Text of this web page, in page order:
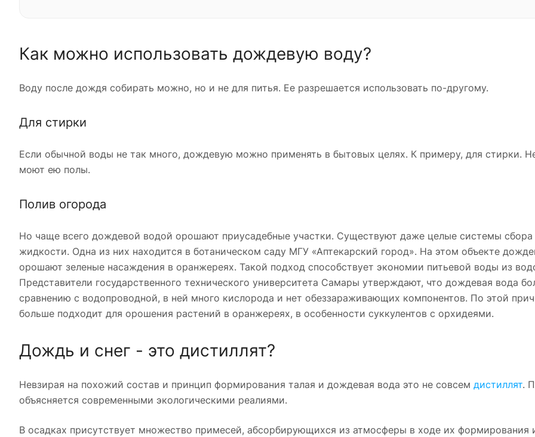
Как можно использовать дождевую воду?
Воду после дождя собирать можно, но и не для питья. Ее разрешается использовать по-другому.
Для стирки
Если обычной воды не так много, дождевую можно применять в бытовых целях. К примеру, для стирки.
моют ею полы.
Полив огорода
Но чаще всего дождевой водой орошают приусадебные участки. Существуют даже целые системы сбора
жидкости. Одна из них находится в ботаническом саду МГУ «Аптекарский город». На этом объекте
орошают зеленые насаждения в оранжереях. Такой подход способствует экономии питьевой воды из
Представители государственного технического университета Самары утверждают, что дождевая вода
сравнению с водопроводной, в ней много кислорода и нет обеззараживающих компонентов. По этой
больше подходит для орошения растений в оранжереях, в особенности суккулентов с орхидеями.
Дождь и снег - это дистиллят?
Невзирая на похожий состав и принцип формирования талая и дождевая вода это не совсем дистиллят.
объясняется современными экологическими реалиями.
В осадках присутствует множество примесей, абсорбирующихся из атмосферы в ходе их формирования